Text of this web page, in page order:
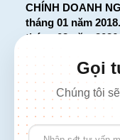
CHÍNH DOANH
tháng 01 năm
tháng 03 năm 2026
226 Đường Láng,
137 Đường Hòa
Minh
Hotline: 1900 2106
Gọi
Chúng tôi